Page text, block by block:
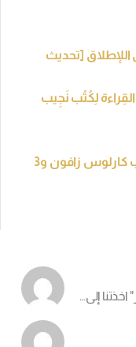
اللإطلاق [تحديث
لِكُتُب نَجِيب
سلسلة مقبرة الكتب المنسي للكاتب كارلوس زافون و3
إلى…